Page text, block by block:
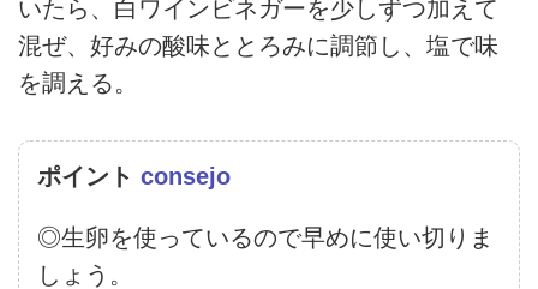
いたら、白ワインビネガーを少しずつ加えて
混ぜ、好みの酸味ととろみに調節し、塩で味
を調える。
ポイント consejo
◎生卵を使っているので早めに使い切りま
しょう。